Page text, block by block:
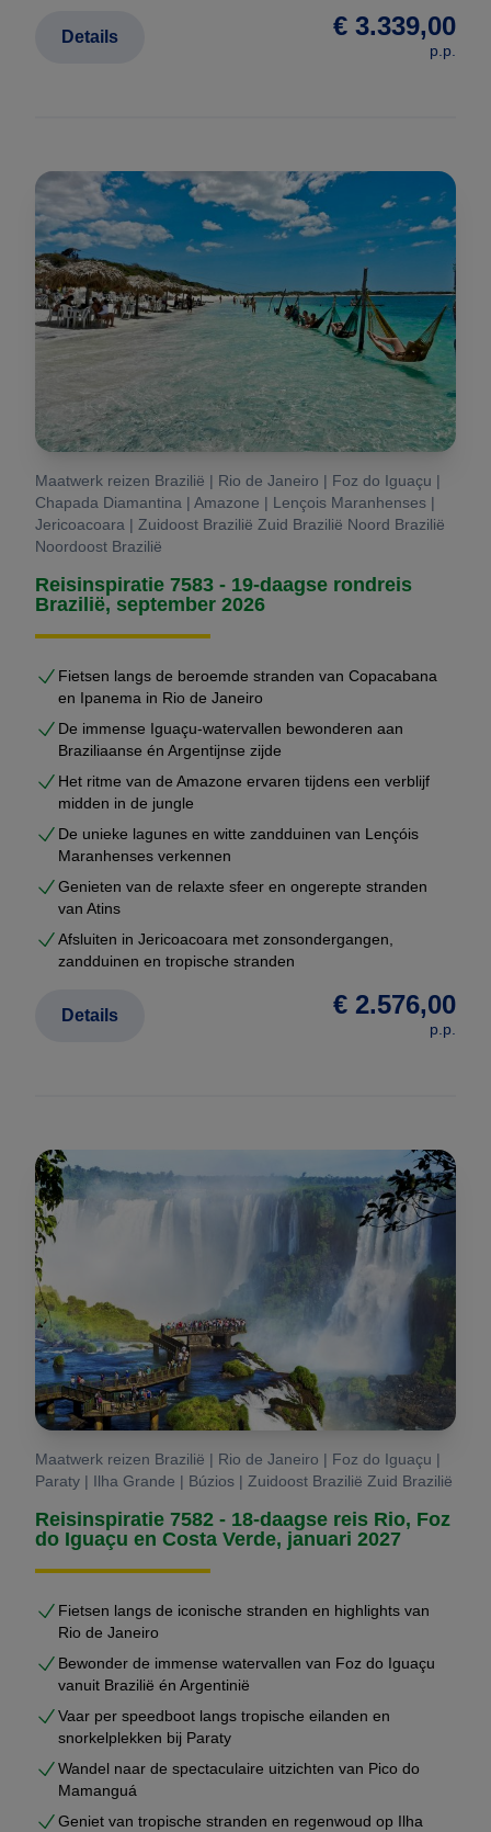
€ 3.339,00
p.p.
Details
Maatwerk reizen Brazilië | Rio de Janeiro | Foz do Iguaçu |
Chapada Diamantina | Amazone | Lençois Maranhenses |
Jericoacoara | Zuidoost Brazilië Zuid Brazilië Noord Brazilië
Noordoost Brazilië
Reisinspiratie 7583 - 19-daagse rondreis
Brazilië, september 2026
Fietsen langs de beroemde stranden van Copacabana
en Ipanema in Rio de Janeiro
De immense Iguaçu-watervallen bewonderen aan
Braziliaanse én Argentijnse zijde
Het ritme van de Amazone ervaren tijdens een verblijf
midden in de jungle
De unieke lagunes en witte zandduinen van Lençóis
Maranhenses verkennen
Genieten van de relaxte sfeer en ongerepte stranden
van Atins
Afsluiten in Jericoacoara met zonsondergangen,
zandduinen en tropische stranden
€ 2.576,00
p.p.
Details
Maatwerk reizen Brazilië | Rio de Janeiro | Foz do Iguaçu |
Paraty | Ilha Grande | Búzios | Zuidoost Brazilië Zuid Brazilië
Reisinspiratie 7582 - 18-daagse reis Rio, Foz
do Iguaçu en Costa Verde, januari 2027
Fietsen langs de iconische stranden en highlights van
Rio de Janeiro
Bewonder de immense watervallen van Foz do Iguaçu
vanuit Brazilië én Argentinië
Vaar per speedboot langs tropische eilanden en
snorkelplekken bij Paraty
Wandel naar de spectaculaire uitzichten van Pico do
Mamanguá
Geniet van tropische stranden en regenwoud op Ilha